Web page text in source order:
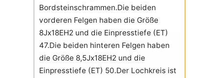
Bordsteinschrammen.Die beiden
vorderen Felgen haben die Größe
8Jx18EH2 und die Einpresstiefe (ET)
47.Die beiden hinteren Felgen haben
die Größe 8,5Jx18EH2 und die
Einpresstiefe (ET) 50.Der Lochkreis ist